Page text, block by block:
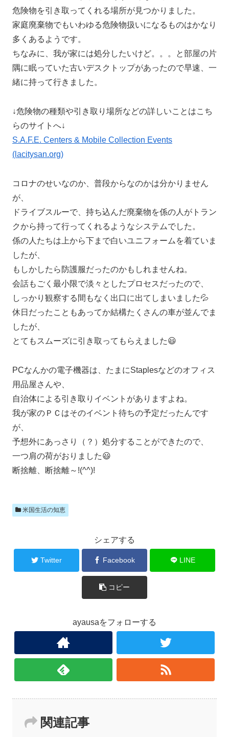
危険物を引き取ってくれる場所が見つかりました。
家庭廃棄物でもいわゆる危険物扱いになるものはかなり
多くあるようです。
ちなみに、我が家には処分したいけど。。。と部屋の片
隅に眠っていた古いデスクトップがあったので早速、一
緒に持って行きました。
↓危険物の種類や引き取り場所などの詳しいことはこち
らのサイトへ↓
S.A.F.E. Centers & Mobile Collection Events
(lacitysan.org)
コロナのせいなのか、普段からなのかは分かりません
が、
ドライブスルーで、持ち込んだ廃棄物を係の人がトラン
クから持って行ってくれるようなシステムでした。
係の人たちは上から下まで白いユニフォームを着ていま
したが、
もしかしたら防護服だったのかもしれませんね。
会話もごく最小限で淡々としたプロセスだったので、
しっかり観察する間もなく出口に出てしまいました💦
休日だったこともあってか結構たくさんの車が並んでま
したが、
とてもスムーズに引き取ってもらえました😃
PCなんかの電子機器は、たまにStaplesなどのオフィス
用品屋さんや、
自治体による引き取りイベントがありますよね。
我が家のＰＣはそのイベント待ちの予定だったんです
が、
予想外にあっさり（？）処分することができたので、
一つ肩の荷がおりました😃
断捨離、断捨離～!(^^)!
米国生活の知恵
シェアする
Twitter Facebook LINE
コピー
ayausaをフォローする
関連記事